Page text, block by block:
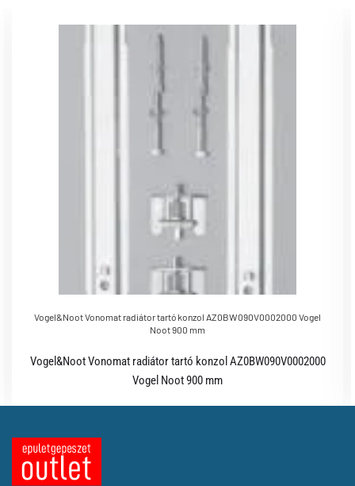
Vogel&Noot Vonomat radiátor tartó konzol AZ0BW090V0002000 Vogel
Noot 900 mm
Vogel&Noot Vonomat radiátor tartó konzol AZ0BW090V0002000
Vogel Noot 900 mm